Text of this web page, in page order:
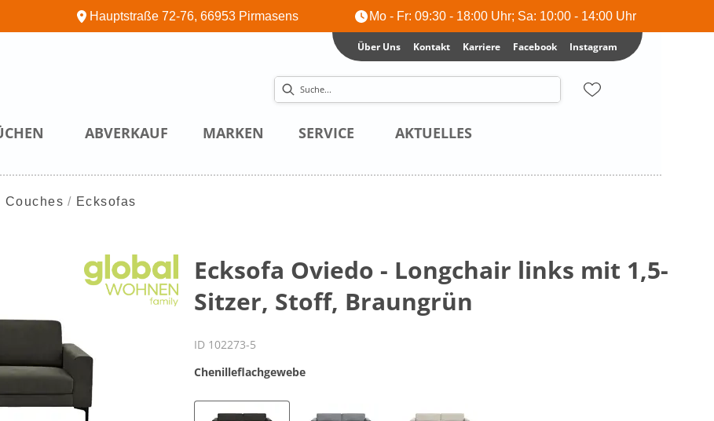
Hauptstraße 72-76, 66953 Pirmasens Mo - Fr: 09:30 - 18:00 Uhr; Sa: 10:00 - 14:00 Uhr
Über Uns Kontakt Karriere Facebook Instagram
ABVERKAUF MARKEN SERVICE AKTUELLES
Couches Ecksofas
Ecksofa Oviedo - Longchair links mit 1,5-
Sitzer, Stoff, Braungrün
ID 102273-5
Chenilleflachgewebe